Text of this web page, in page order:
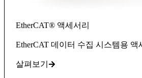
EtherCAT® 액세서리
EtherCAT 데이터 수집 시스템용 액
살펴보기